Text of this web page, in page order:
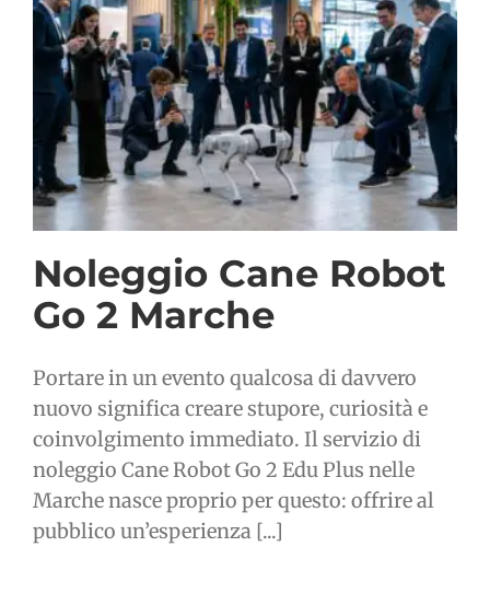
Noleggio Cane Robot
Go 2 Marche
Portare in un evento qualcosa di davvero
nuovo significa creare stupore, curiosità e
coinvolgimento immediato. Il servizio di
noleggio Cane Robot Go 2 Edu Plus nelle
Marche nasce proprio per questo: offrire al
pubblico un’esperienza [...]